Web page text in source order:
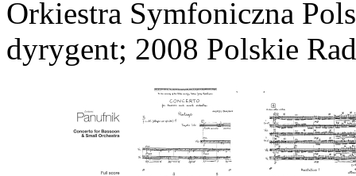
Orkiestra Symfoniczna
dyrygent; 2008 Polskie